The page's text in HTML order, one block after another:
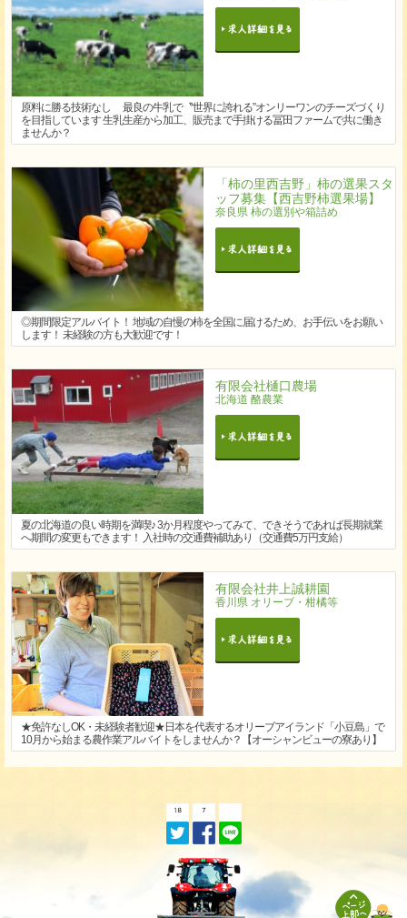
原料に勝る技術なし 最良の牛乳で〝世界に誇れる”オンリーワンのチーズづくり
を目指しています 生乳生産から加工、販売まで手掛ける冨田ファームで共に働き
ませんか？
「柿の里西吉野」柿の選果スタ
ッフ募集【西吉野柿選果場】
奈良県 柿の選別や箱詰め
◎期間限定アルバイト！ 地域の自慢の柿を全国に届けるため、お手伝いをお願い
します！ 未経験の方も大歓迎です！
有限会社樋口農場
北海道 酪農業
夏の北海道の良い時期を満喫♪ 3か月程度やってみて、できそうであれば長期就業
へ期間の変更もできます！ 入社時の交通費補助あり（交通費5万円支給）
有限会社井上誠耕園
香川県 オリーブ・柑橘等
★免許なしOK・未経験者歓迎★日本を代表するオリーブアイランド「小豆島」で
10月から始まる農作業アルバイトをしませんか？【オーシャンビューの寮あり】